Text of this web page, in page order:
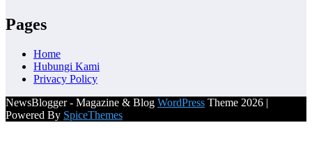
Pages
Home
Hubungi Kami
Privacy Policy
NewsBlogger - Magazine & Blog WordPress Theme 2026 |
Powered By SpiceThemes